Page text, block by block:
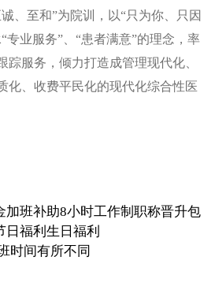
、至和”为院训，以“只为你、只因
专业服务”、“患者满意”的理念，率
踪服务，倾力打造成管理现代化、
化、收费平民化的现代化综合性医
加班补助8小时工作制 职称晋升包
日福利 生日福利
时间有所不同